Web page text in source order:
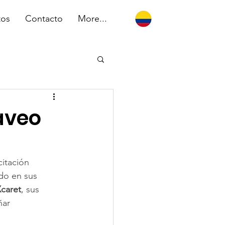
Contacto More...
en sus
, sus